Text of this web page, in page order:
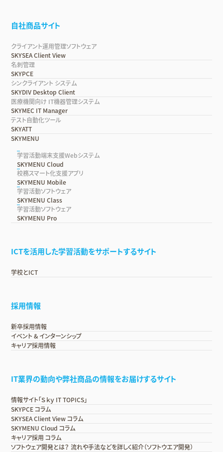
自社商品サイト
クライアント運用管理ソフトウェア
SKYSEA Client View
名刺管理
SKYPCE
シンクライアント システム
SKYDIV Desktop Client
医療機関向け IT機器管理システム
SKYMEC IT Manager
テスト自動化ツール
SKYATT
SKYMENU
学習活動端末支援Webシステム
SKYMENU Cloud
校務スマート化支援アプリ
SKYMENU Mobile
学習活動ソフトウェア
SKYMENU Class
学習活動ソフトウェア
SKYMENU Pro
ICTを活用した学習活動をサポートするサイト
学校とICT
採用情報
新卒採用情報
イベント & インターンシップ
キャリア採用情報
IT業界の動向や弊社商品の情報をお届けするサイト
情報サイト「Ｓｋｙ IT TOPICS」
SKYPCE コラム
SKYSEA Client View コラム
SKYMENU Cloud コラム
キャリア採用 コラム
ソフトウェア開発とは？ 流れや手法などを詳しく紹介（ソフトウエア開発）